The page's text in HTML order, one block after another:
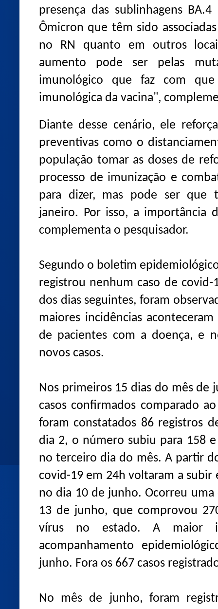
presença das sublinhagens
Ômicron que têm sido
no RN quanto em outros
aumento pode ser pelas
imunológico que faz com
imunológica da vacina",
Diante desse cenário, ele
preventivas como o
população tomar as doses de
processo de imunização e
para dizer, mas pode ser que
janeiro. Por isso, a importância
complementa o pesquisador.
Segundo o boletim
registrou nenhum caso de
dos dias seguintes, foram
maiores incidências
de pacientes com a doença, e
novos casos.
Nos primeiros 15 dias do mês
casos confirmados comparado
foram constatados 86 registros
dia 2, o número subiu para 158
no terceiro dia do mês. A partir
covid-19 em 24h voltaram a
no dia 10 de junho. Ocorreu uma
13 de junho, que comprovou
vírus no estado. A maior
acompanhamento
junho. Fora os 667 casos
No mês de junho, foram